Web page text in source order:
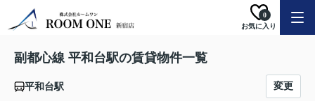
お気に入り
0
副都心線 平和台駅の賃貸物件一覧
平和台駅 変更